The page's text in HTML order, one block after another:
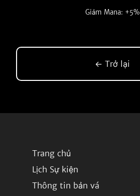
Giảm Mana: +5%
← Trở lại
Trang chủ
Lịch Sự kiện
Thông tin bản vá